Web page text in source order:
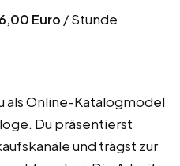
Euro / Stunde
als Online-Katalogmodel
Du präsentierst
und trägst zur